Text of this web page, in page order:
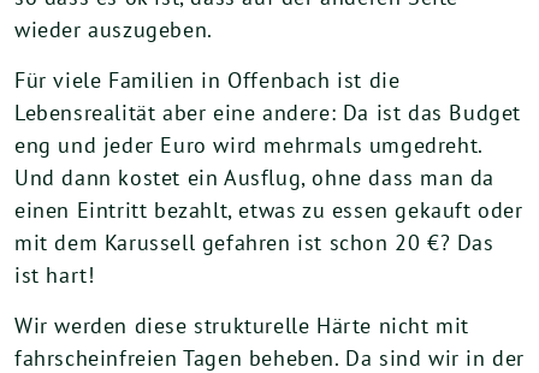
wieder auszugeben.
Für viele Familien in Offenbach ist die
Lebensrealität aber eine andere: Da ist das Budget
eng und jeder Euro wird mehrmals umgedreht.
Und dann kostet ein Ausflug, ohne dass man da
einen Eintritt bezahlt, etwas zu essen gekauft oder
mit dem Karussell gefahren ist schon 20 €? Das
ist hart!
Wir werden diese strukturelle Härte nicht mit
fahrscheinfreien Tagen beheben. Da sind wir in der